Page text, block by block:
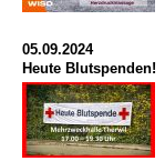
05.09.2024
Heute Blutspenden!